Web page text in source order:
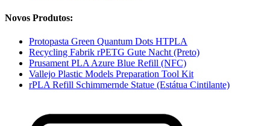
Novos Produtos:
Protopasta Green Quantum Dots HTPLA
Recycling Fabrik rPETG Gute Nacht (Preto)
Prusament PLA Azure Blue Refill (NFC)
Vallejo Plastic Models Preparation Tool Kit
rPLA Refill Schimmernde Statue (Estátua Cintilante)